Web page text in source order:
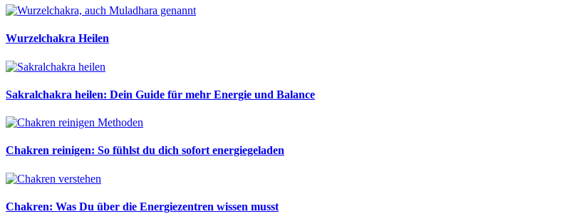
Wurzelchakra Heilen
Sakralchakra heilen: Dein Guide für mehr Energie und Balance
Chakren reinigen: So fühlst du dich sofort energiegeladen
Chakren: Was Du über die Energiezentren wissen musst